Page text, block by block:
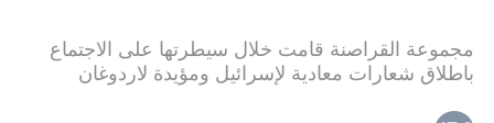
مجموعة القراصنة قامت خلال سيطرتها على الاجتماع
باطلاق شعارات معادية لإسرائيل ومؤيدة لاردوغان